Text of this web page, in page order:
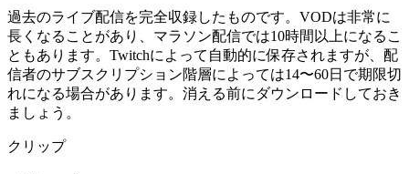
過去のライブ配信を完全収録したものです。VODは非常に
長くなることがあり、マラソン配信では10時間以上になるこ
ともあります。Twitchによって自動的に保存されますが、配
信者のサブスクリプション階層によっては14〜60日で期限切
れになる場合があります。消える前にダウンロードしておき
ましょう。
クリップ